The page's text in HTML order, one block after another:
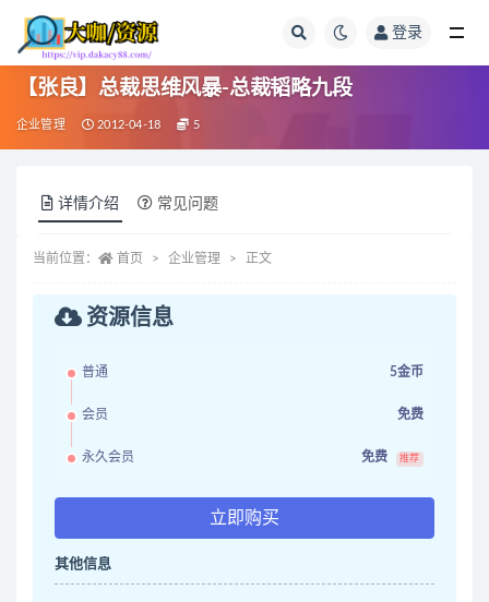
登录
【张良】总裁思维风暴-总裁韬略九段
企业管理 2012-04-18 5
详情介绍 常见问题
当前位置： 首页 企业管理 正文
资源信息
普通 5金币
会员 免费
永久会员 免费 推荐
立即购买
其他信息
全部